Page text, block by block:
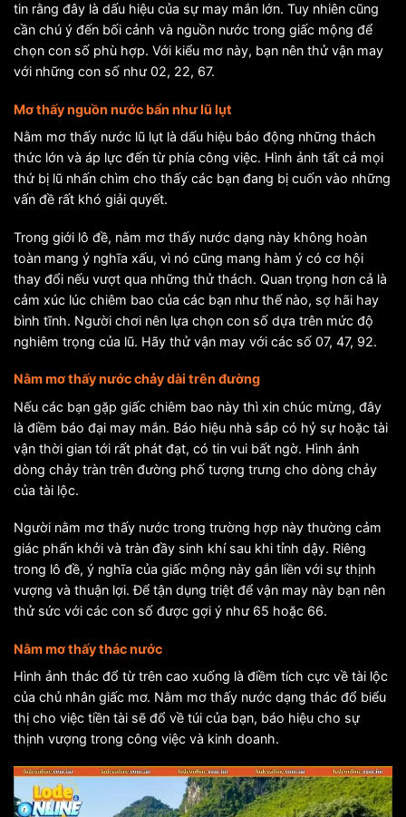
tin rằng đây là dấu hiệu của sự may mắn lớn. Tuy nhiên cũng
cần chú ý đến bối cảnh và nguồn nước trong giấc mộng để
chọn con số phù hợp. Với kiểu mơ này, bạn nên thử vận may
với những con số như 02, 22, 67.
Mơ thấy nguồn nước bẩn như lũ lụt
Nằm mơ thấy nước lũ lụt là dấu hiệu báo động những thách
thức lớn và áp lực đến từ phía công việc. Hình ảnh tất cả mọi
thứ bị lũ nhấn chìm cho thấy các bạn đang bị cuốn vào những
vấn đề rất khó giải quyết.
Trong giới lô đề, nằm mơ thấy nước dạng này không hoàn
toàn mang ý nghĩa xấu, vì nó cũng mang hàm ý có cơ hội
thay đổi nếu vượt qua những thử thách. Quan trọng hơn cả là
cảm xúc lúc chiêm bao của các bạn như thế nào, sợ hãi hay
bình tĩnh. Người chơi nên lựa chọn con số dựa trên mức độ
nghiêm trọng của lũ. Hãy thử vận may với các số 07, 47, 92.
Nằm mơ thấy nước chảy dài trên đường
Nếu các bạn gặp giấc chiêm bao này thì xin chúc mừng, đây
là điềm báo đại may mắn. Báo hiệu nhà sắp có hỷ sự hoặc tài
vận thời gian tới rất phát đạt, có tin vui bất ngờ. Hình ảnh
dòng chảy tràn trên đường phố tượng trưng cho dòng chảy
của tài lộc.
Người nằm mơ thấy nước trong trường hợp này thường cảm
giác phấn khởi và tràn đầy sinh khí sau khi tỉnh dậy. Riêng
trong lô đề, ý nghĩa của giấc mộng này gắn liền với sự thịnh
vượng và thuận lợi. Để tận dụng triệt để vận may này bạn nên
thử sức với các con số được gợi ý như 65 hoặc 66.
Nằm mơ thấy thác nước
Hình ảnh thác đổ từ trên cao xuống là điềm tích cực về tài lộc
của chủ nhân giấc mơ. Nằm mơ thấy nước dạng thác đổ biểu
thị cho việc tiền tài sẽ đổ về túi của bạn, báo hiệu cho sự
thịnh vượng trong công việc và kinh doanh.